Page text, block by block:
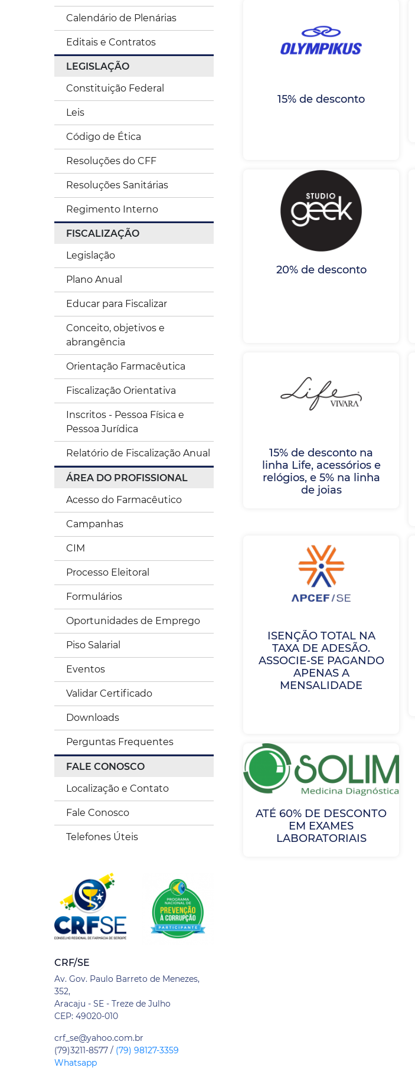
Calendário de Plenárias
Editais e Contratos
LEGISLAÇÃO
Constituição Federal
Leis
Código de Ética
Resoluções do CFF
Resoluções Sanitárias
Regimento Interno
FISCALIZAÇÃO
Legislação
Plano Anual
Educar para Fiscalizar
Conceito, objetivos e
abrangência
Orientação Farmacêutica
Fiscalização Orientativa
Inscritos - Pessoa Física e
Pessoa Jurídica
Relatório de Fiscalização Anual
ÁREA DO PROFISSIONAL
Acesso do Farmacêutico
Campanhas
CIM
Processo Eleitoral
Formulários
Oportunidades de Emprego
Piso Salarial
Eventos
Validar Certificado
Downloads
Perguntas Frequentes
FALE CONOSCO
Localização e Contato
Fale Conosco
Telefones Úteis
CRF/SE
Av. Gov. Paulo Barreto de Menezes,
352,
Aracaju - SE - Treze de Julho
CEP: 49020-010
crf_se@yahoo.com.br
(79)3211-8577 / (79) 98127-3359
Whatsapp
15% de desconto
20% de desconto
15% de desconto na
linha Life, acessórios e
relógios, e 5% na linha
de joias
ISENÇÃO TOTAL NA
TAXA DE ADESÃO.
ASSOCIE-SE PAGANDO
APENAS A
MENSALIDADE
ATÉ 60% DE DESCONTO
EM EXAMES
LABORATORIAIS